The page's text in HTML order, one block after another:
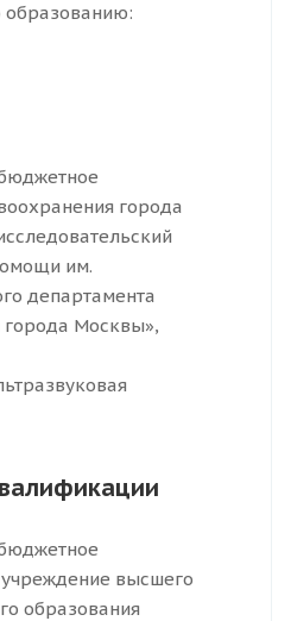
образованию:
города
им.
департамента
Москвы»,
высшего
образования